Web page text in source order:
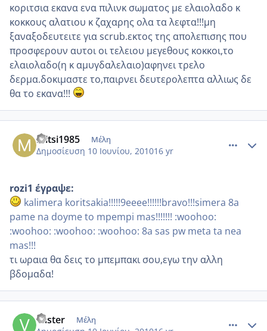
κοριτσια εκανα ενα πιλινκ σωματος με ελαιολαδο κ
κοκκους αλατιου κ ζαχαρης ολα τα λεφτα!!!μη
ξαναξοδευτειτε για scrub.εκτος της απολεπισης που
προσφερουν αυτοι οι τελειου μεγεθους κοκκοι,το
ελαιολαδο(η κ αμυγδαλελαιο)αφηνει τρελο
δερμα.δοκιμαστε το,παιρνει δευτερολεπτα αλλιως δε
θα το εκανα!!!
mitsi1985 Μέλη
Δημοσίευση 10 Ιουνίου, 201016 yr
rozi1 έγραψε:
kalimera koritsakia!!!!!9eeee!!!!!!bravo!!!simera 8a
pame na doyme to mpempi mas!!!!!!! :woohoo:
:woohoo: :woohoo: :woohoo: 8a sas pw meta ta nea
mas!!!
τι ωραια θα δεις το μπεμπακι σου,εγω την αλλη
βδομαδα!
vaster Μέλη